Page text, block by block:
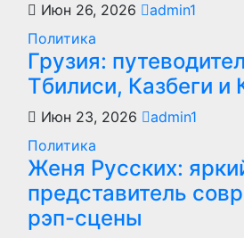
Июн 26, 2026
admin1
Политика
Грузия:
Тбилиси, Казбеги и
Июн 23, 2026
admin1
Политика
Женя Русских:
представитель
рэп-сцены